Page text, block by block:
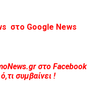
στο Google News
στο Facebook
συμβαίνει !